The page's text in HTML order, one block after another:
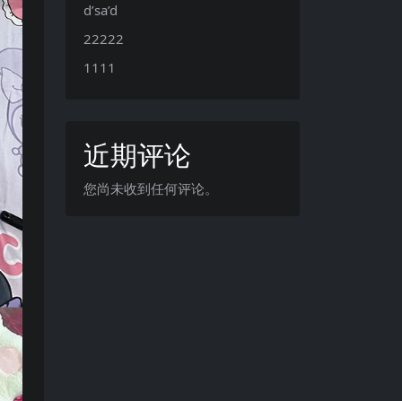
d’sa’d
22222
1111
近期评论
您尚未收到任何评论。